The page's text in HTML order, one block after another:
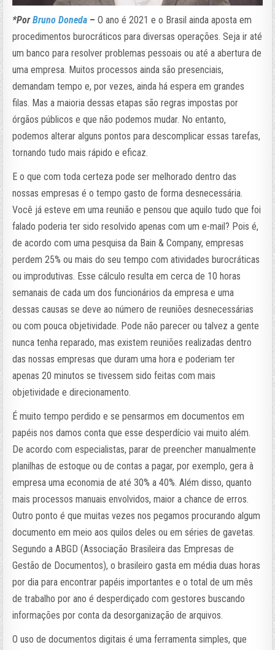
*PorBruno Doneda – O ano é 2021 e o Brasil ainda aposta em
procedimentos burocráticos para diversas operações. Seja ir até
um banco para resolver problemas pessoais ou até a abertura de
uma empresa. Muitos processos ainda são presenciais,
demandam tempo e, por vezes, ainda há espera em grandes
filas. Mas a maioria dessas etapas são regras impostas por
órgãos públicos e que não podemos mudar. No entanto,
podemos alterar alguns pontos para descomplicar essas tarefas,
tornando tudo mais rápido e eficaz.
E o que com toda certeza pode ser melhorado dentro das
nossas empresas é o tempo gasto de forma desnecessária.
Você já esteve em uma reunião e pensou que aquilo tudo que foi
falado poderia ter sido resolvido apenas com um e-mail? Pois é,
de acordo com uma pesquisa da Bain & Company, empresas
perdem 25% ou mais do seu tempo com atividades burocráticas
ou improdutivas. Esse cálculo resulta em cerca de 10 horas
semanais de cada um dos funcionários da empresa e uma
dessas causas se deve ao número de reuniões desnecessárias
ou com pouca objetividade. Pode não parecer ou talvez a gente
nunca tenha reparado, mas existem reuniões realizadas dentro
das nossas empresas que duram uma hora e poderiam ter
apenas 20 minutos se tivessem sido feitas com mais
objetividade e direcionamento.
É muito tempo perdido e se pensarmos em documentos em
papéis nos damos conta que esse desperdício vai muito além.
De acordo com especialistas, parar de preencher manualmente
planilhas de estoque ou de contas a pagar, por exemplo, gera à
empresa uma economia de até 30% a 40%. Além disso, quanto
mais processos manuais envolvidos, maior a chance de erros.
Outro ponto é que muitas vezes nos pegamos procurando algum
documento em meio aos quilos deles ou em séries de gavetas.
Segundo a ABGD (Associação Brasileira das Empresas de
Gestão de Documentos), o brasileiro gasta em média duas horas
por dia para encontrar papéis importantes e o total de um mês
de trabalho por ano é desperdiçado com gestores buscando
informações por conta da desorganização de arquivos.
O uso de documentos digitais é uma ferramenta simples, que